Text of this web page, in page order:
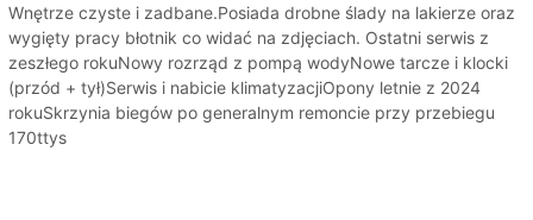
Wnętrze czyste i zadbane.Posiada drobne ślady na lakierze oraz
wygięty pracy błotnik co widać na zdjęciach. Ostatni serwis z
zeszłego rokuNowy rozrząd z pompą wodyNowe tarcze i klocki
(przód + tył)Serwis i nabicie klimatyzacjiOpony letnie z 2024
rokuSkrzynia biegów po generalnym remoncie przy przebiegu
170ttys